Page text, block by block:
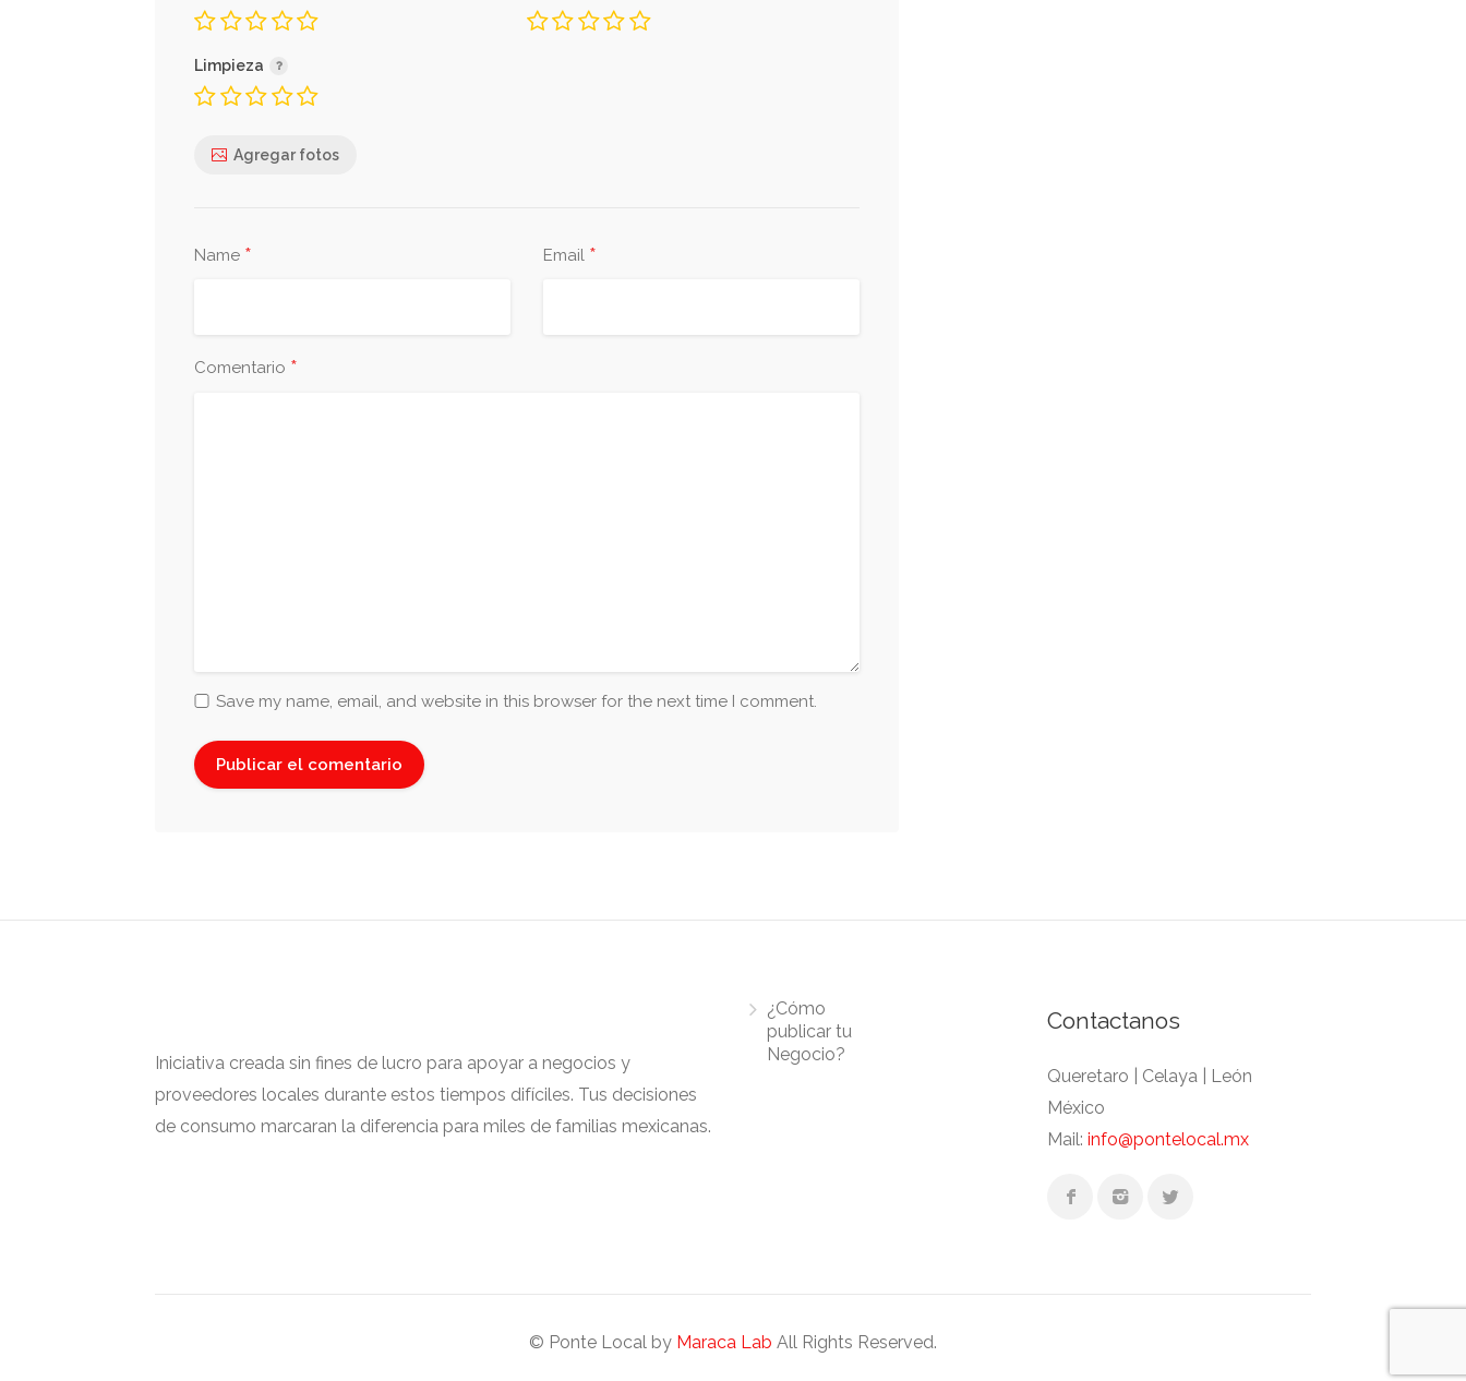
Limpieza
Agregar fotos
Name * Email *
Comentario *
Save my name, email, and website in this browser for the next time I comment.
Iniciativa creada sin fines de lucro para apoyar a negocios y
proveedores locales durante estos tiempos difíciles. Tus decisiones
de consumo marcaran la diferencia para miles de familias mexicanas.
¿Cómo
publicar tu
Negocio?
Contactanos
Queretaro | Celaya | León
México
Mail: info@pontelocal.mx
© Ponte Local by Maraca Lab All Rights Reserved.